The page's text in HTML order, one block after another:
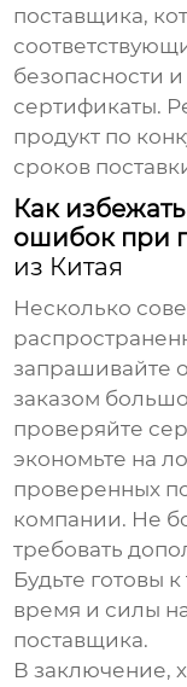
поставщика,
безопасности
сертификаты.
продукт по
сроков
Как
ошибок при
из Китая
Несколько
запрашивайте
заказом
проверяйте
экономьте на
проверенных
компании. Не
требовать
Будьте готовы
время и силы
поставщика.
В заключение,